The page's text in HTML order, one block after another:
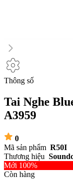
Thông số
Tai Nghe
A3959
0
Mã sản phẩm R50I
Thương hiệu
Mới 100%
Còn hàng